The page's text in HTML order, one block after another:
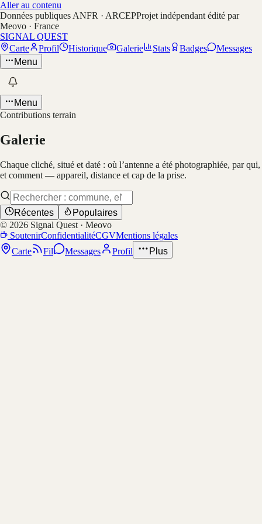
Aller au contenu
Données publiques ANFR · ARCEPProjet indépendant édité par
Meovo · France
SIGNAL QUEST
Carte
Profil Historique Galerie Stats Badges
Messages
Menu
Menu
Contributions terrain
Galerie
Chaque cliché, situé et daté : où l’antenne a été photographiée, par qui,
et comment — appareil, distance et cap de la prise.
Récentes
Populaires
© 2026 Signal Quest · Meovo
SoutenirConfidentialitéCGVMentions légales
Carte
Fil Messages Profil Plus